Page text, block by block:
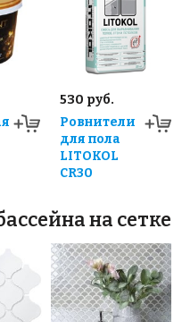
530 руб.
Ровнители
для пола
LITOKOL
CR30
на сетке